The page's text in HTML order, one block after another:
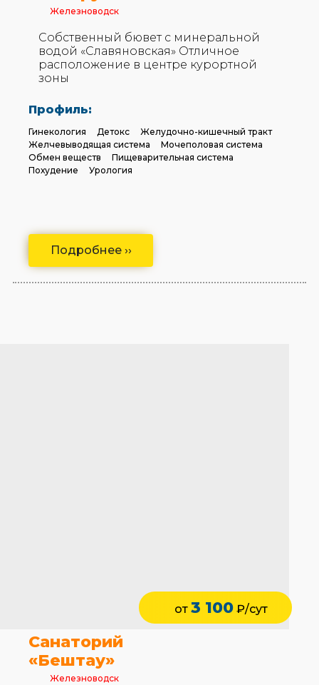
Подробнее ››
Железноводск
Собственный бювет с минеральной
водой «Славяновская» Отличное
расположение в центре курортной
зоны
Профиль:
Гинекология Детокс
Желудочно-кишечный тракт
Желчевыводящая система
Мочеполовая система
Обмен веществ
Пищеварительная система
Похудение
Урология
Санаторий
«Бештау»
Железноводск
от 3 100₽/сут